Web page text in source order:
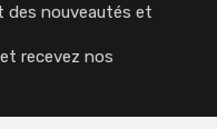
des nouveautés et
recevez nos